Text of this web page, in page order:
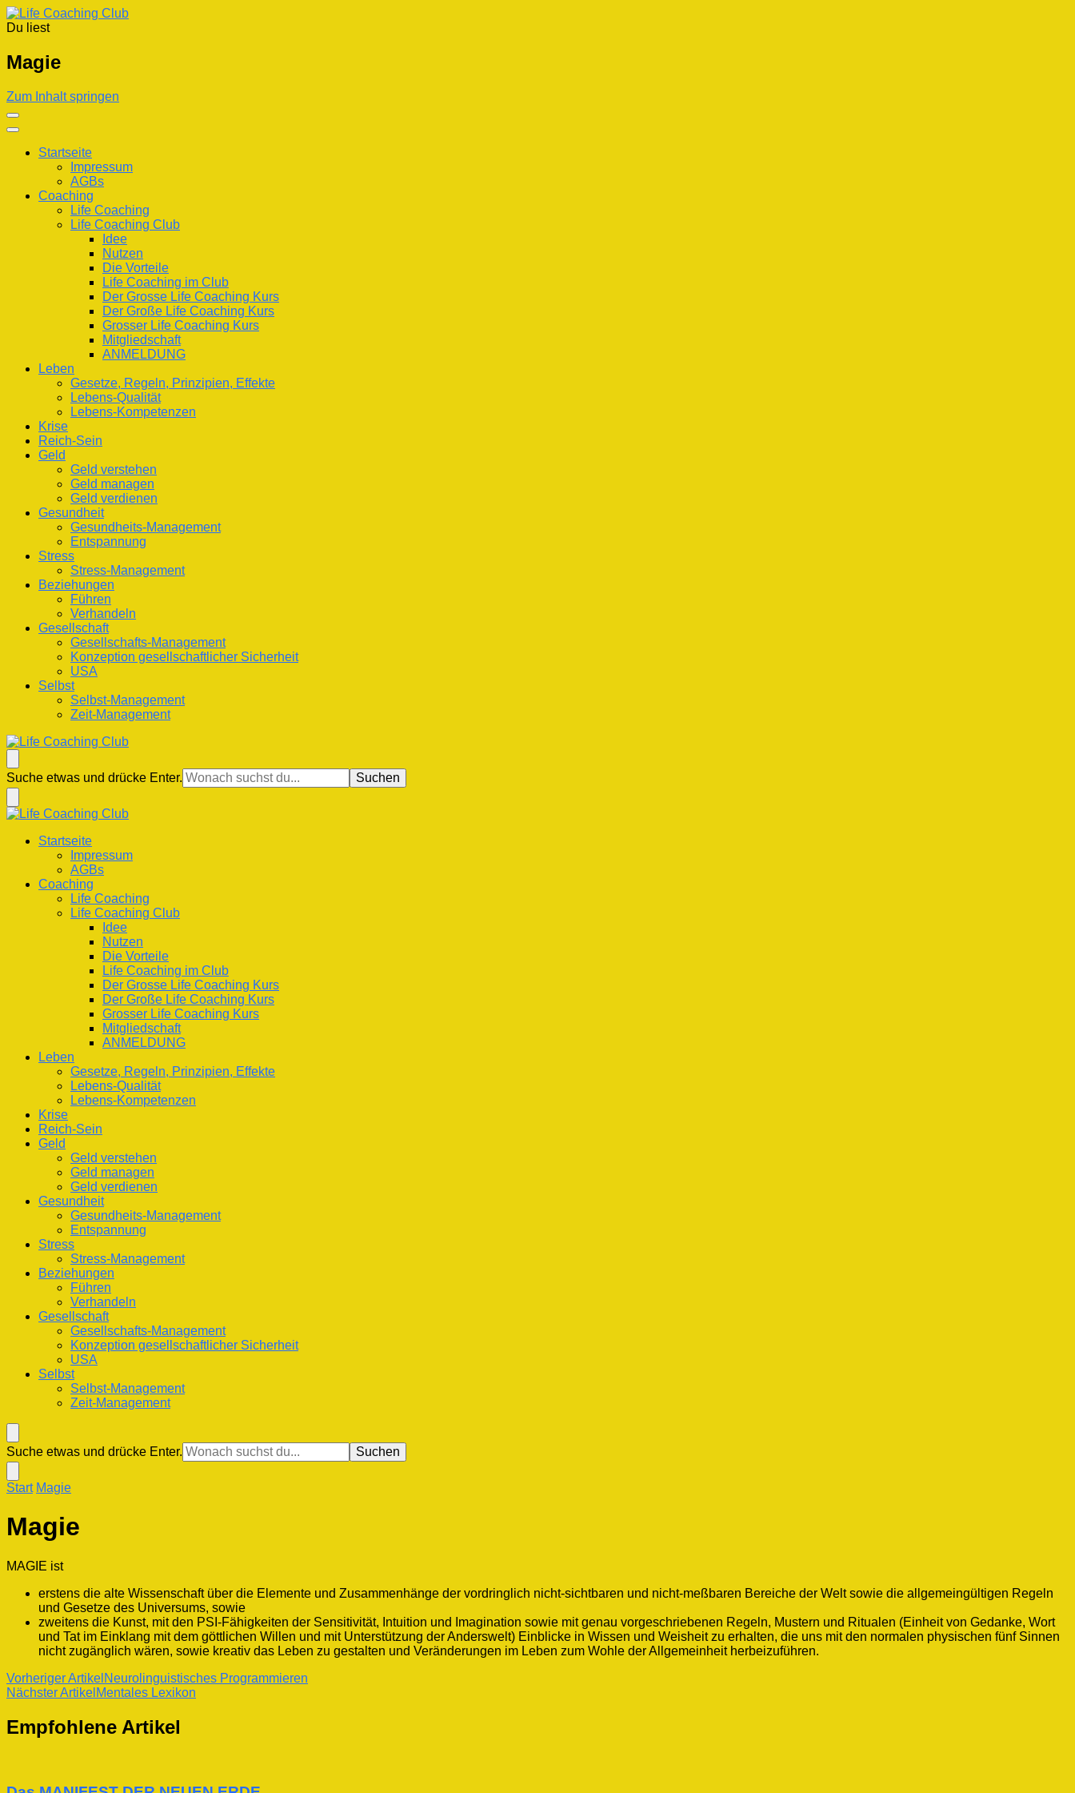
Du liest
Magie
Zum Inhalt springen
Startseite
Impressum
AGBs
Coaching
Life Coaching
Life Coaching Club
Idee
Nutzen
Die Vorteile
Life Coaching im Club
Der Grosse Life Coaching Kurs
Der Große Life Coaching Kurs
Grosser Life Coaching Kurs
Mitgliedschaft
ANMELDUNG
Leben
Gesetze, Regeln, Prinzipien, Effekte
Lebens-Qualität
Lebens-Kompetenzen
Krise
Reich-Sein
Geld
Geld verstehen
Geld managen
Geld verdienen
Gesundheit
Gesundheits-Management
Entspannung
Stress
Stress-Management
Beziehungen
Führen
Verhandeln
Gesellschaft
Gesellschafts-Management
Konzeption gesellschaftlicher Sicherheit
USA
Selbst
Selbst-Management
Zeit-Management
Life Coaching Club
Für Deine Lebenskompetenz
Suchst
du
nach
etwas?
Suche etwas und drücke Enter.
Life Coaching Club
Für Deine Lebenskompetenz
Startseite
Impressum
AGBs
Coaching
Life Coaching
Life Coaching Club
Idee
Nutzen
Die Vorteile
Life Coaching im Club
Der Grosse Life Coaching Kurs
Der Große Life Coaching Kurs
Grosser Life Coaching Kurs
Mitgliedschaft
ANMELDUNG
Leben
Gesetze, Regeln, Prinzipien, Effekte
Lebens-Qualität
Lebens-Kompetenzen
Krise
Reich-Sein
Geld
Geld verstehen
Geld managen
Geld verdienen
Gesundheit
Gesundheits-Management
Entspannung
Stress
Stress-Management
Beziehungen
Führen
Verhandeln
Gesellschaft
Gesellschafts-Management
Konzeption gesellschaftlicher Sicherheit
USA
Selbst
Selbst-Management
Zeit-Management
Suchst
du
nach
etwas?
Suche etwas und drücke Enter.
Start Magie
Magie
MAGIE ist
erstens die alte Wissenschaft über die Elemente und Zusammenhänge der vordringlich nicht-sichtbaren und nicht-meßbaren Bereiche der Welt sowie die allgemeingültigen Regeln
und Gesetze des Universums, sowie
zweitens die Kunst, mit den PSI-Fähigkeiten der Sensitivität, Intuition und Imagination sowie mit genau vorgeschriebenen Regeln, Mustern und Ritualen (Einheit von Gedanke, Wort
und Tat im Einklang mit dem göttlichen Willen und mit Unterstützung der Anderswelt) Einblicke in Wissen und Weisheit zu erhalten, die uns mit den normalen physischen fünf Sinnen
nicht zugänglich wären, sowie kreativ das Leben zu gestalten und Veränderungen im Leben zum Wohle der Allgemeinheit herbeizuführen.
Beitragsnavigation
Vorheriger Artikel Neurolinguistisches Programmieren
Nächster Artikel Mentales Lexikon
Empfohlene Artikel